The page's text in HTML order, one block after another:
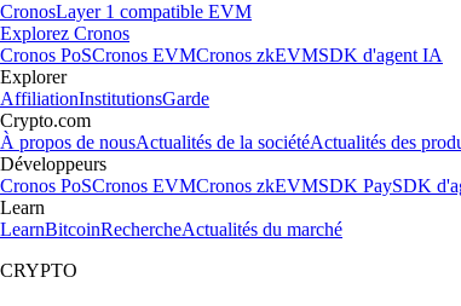
CronosLayer 1 compatible EVM
Explorez Cronos
Cronos PoSCronos EVMCronos zkEVMSDK d'agent IA
Explorer
AffiliationInstitutionsGarde
Crypto.com
À propos de nousActualités de la sociétéActualités des
Développeurs
Cronos PoSCronos EVMCronos zkEVMSDK PaySDK
Learn
LearnBitcoinRechercheActualités du marché
CRYPTO